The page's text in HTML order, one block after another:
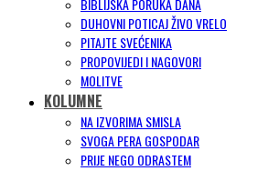
BIBLIJSKA PORUKA DANA
DUHOVNI POTICAJ ŽIVO VRELO
PITAJTE SVEĆENIKA
PROPOVIJEDI I NAGOVORI
MOLITVE
KOLUMNE
NA IZVORIMA SMISLA
SVOGA PERA GOSPODAR
PRIJE NEGO ODRASTEM